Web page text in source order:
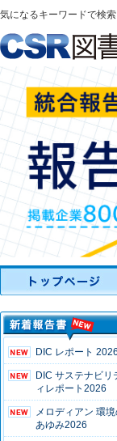
気になるキーワードで検
DIC レポート 2026
DIC サステナビリ
ィレポート2026
メロディアン 環
あゆみ2026